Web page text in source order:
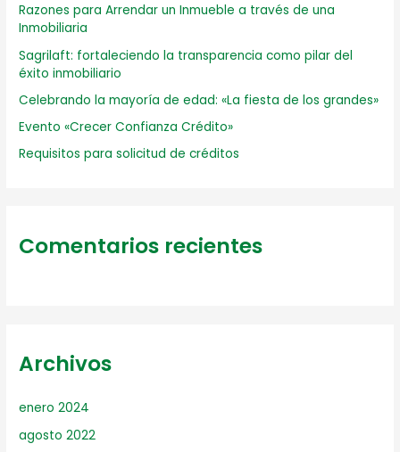
p
o
r
:
Razones para Arrendar un Inmueble a través de una
Inmobiliaria
Sagrilaft: fortaleciendo la transparencia como pilar del
éxito inmobiliario
Celebrando la mayoría de edad: «La fiesta de los grandes»
Evento «Crecer Confianza Crédito»
Requisitos para solicitud de créditos
Comentarios recientes
Archivos
enero 2024
agosto 2022